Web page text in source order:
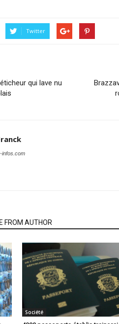
Twitter
qui lave nu
infos.com
FROM AUTHOR
Société